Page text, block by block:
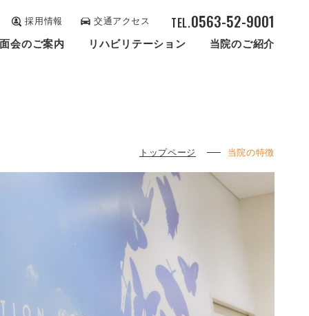
採⽤情報 交通アクセス TEL.0563-52-9001
会のご案内 リハビリテーション 当院のご紹介
トップページ 当院の特徴